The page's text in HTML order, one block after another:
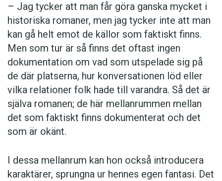
– Jag tycker att man får göra ganska mycket i
historiska romaner, men jag tycker inte att man
kan gå helt emot de källor som faktiskt finns.
Men som tur är så finns det oftast ingen
dokumentation om vad som utspelade sig på
de där platserna, hur konversationen löd eller
vilka relationer folk hade till varandra. Så det är
själva romanen; de här mellanrummen mellan
det som faktiskt finns dokumenterat och det
som är okänt.
I dessa mellanrum kan hon också introducera
karaktärer, sprungna ur hennes egen fantasi. Det